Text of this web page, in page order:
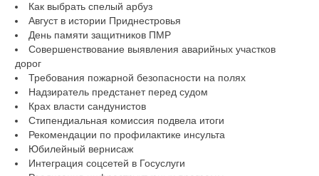
Как выбрать спелый арбуз
Август в истории Приднестровья
День памяти защитников ПМР
Совершенствование выявления аварийных участков
дорог
Требования пожарной безопасности на полях
Надзиратель предстанет перед судом
Крах власти сандунистов
Стипендиальная комиссия подвела итоги
Рекомендации по профилактике инсульта
Юбилейный вернисаж
Интеграция соцсетей в Госуслуги